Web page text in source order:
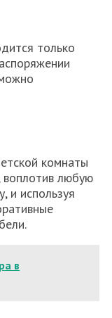
только
комнаты
воплотив любую
и используя
в